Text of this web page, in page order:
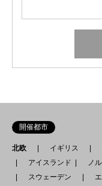
開催都市
北欧 イギリス
アイスランド
ノ
スウェーデン
エ